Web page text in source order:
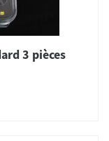
3 pièces